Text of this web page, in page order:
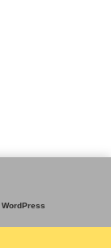
WordPress